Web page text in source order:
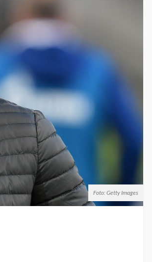
Foto: Getty Images